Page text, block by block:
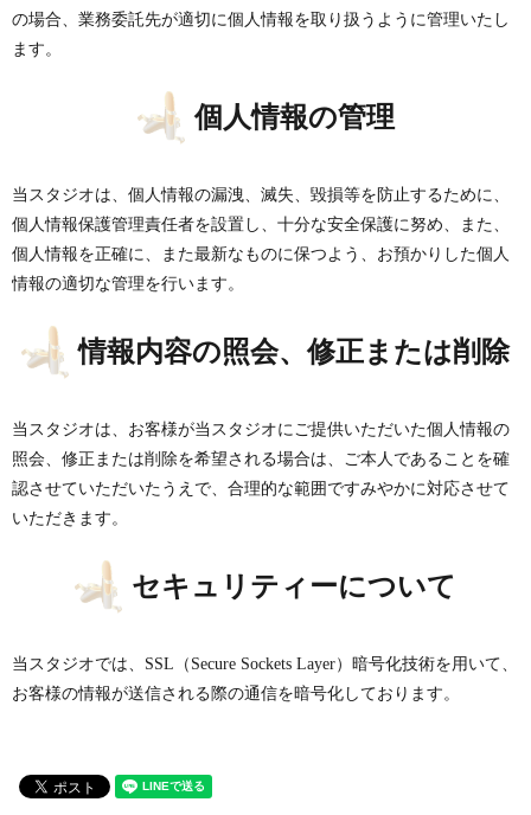
の場合、業務委託先が適切に個人情報を取り扱うように管理いたし
ます。
個人情報の管理
当スタジオは、個人情報の漏洩、滅失、毀損等を防止するために、
個人情報保護管理責任者を設置し、十分な安全保護に努め、また、
個人情報を正確に、また最新なものに保つよう、お預かりした個人
情報の適切な管理を行います。
情報内容の照会、修正または削除
当スタジオは、お客様が当スタジオにご提供いただいた個人情報の
照会、修正または削除を希望される場合は、ご本人であることを確
認させていただいたうえで、合理的な範囲ですみやかに対応させて
いただきます。
セキュリティーについて
当スタジオでは、SSL（Secure Sockets Layer）暗号化技術を用いて、
お客様の情報が送信される際の通信を暗号化しております。